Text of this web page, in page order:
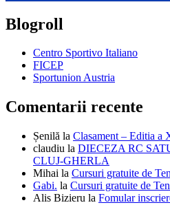
Blogroll
Centro Sportivo Italiano
FICEP
Sportunion Austria
Comentarii recente
Șenilă la Clasament – Editia a
claudiu la DIECEZA RC
CLUJ-GHERLA
Mihai la Cursuri gratuite de
Gabi. la Cursuri gratuite de
Alis Bizieru la Fomular